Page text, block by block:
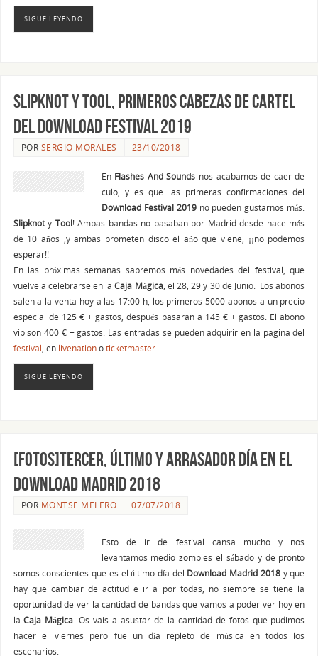
SIGUE LEYENDO
Slipknot y Tool, primeros cabezas de cartel
del Download Festival 2019
POR SERGIO MORALES 23/10/2018
En Flashes And Sounds nos acabamos de caer de
culo, y es que las primeras confirmaciones del
Download Festival 2019no pueden gustarnos más:
Slipknoty Tool! Ambas bandas no pasaban por Madrid desde hace más
de 10 años ,y ambas prometen disco el año que viene, ¡¡no podemos
esperar!!
En las próximas semanas sabremos más novedades del festival, que
vuelve a celebrarse en laCaja Mágica, el 28, 29 y 30 de Junio. Los abonos
salen a la venta hoy a las 17:00 h, los primeros 5000 abonos a un precio
especial de 125 € + gastos, después pasaran a 145 € + gastos. El abono
vip son 400 € + gastos. Las entradas se pueden adquirir en la pagina del
festival , en livenationoticketmaster.
SIGUE LEYENDO
[FOTOS]Tercer, último y arrasador día en el
Download Madrid 2018
POR MONTSE MELERO 07/07/2018
Esto de ir de festival cansa mucho y nos
levantamos medio zombies el sábado y de pronto
somos conscientes que es el último día del Download Madrid 2018y que
hay que cambiar de actitud e ir a por todas, no siempre se tiene la
oportunidad de ver la cantidad de bandas que vamos a poder ver hoy en
laCaja Mágica. Os vais a asustar de la cantidad de fotos que pudimos
hacer el viernes pero fue un día repleto de música en todos los
escenarios.